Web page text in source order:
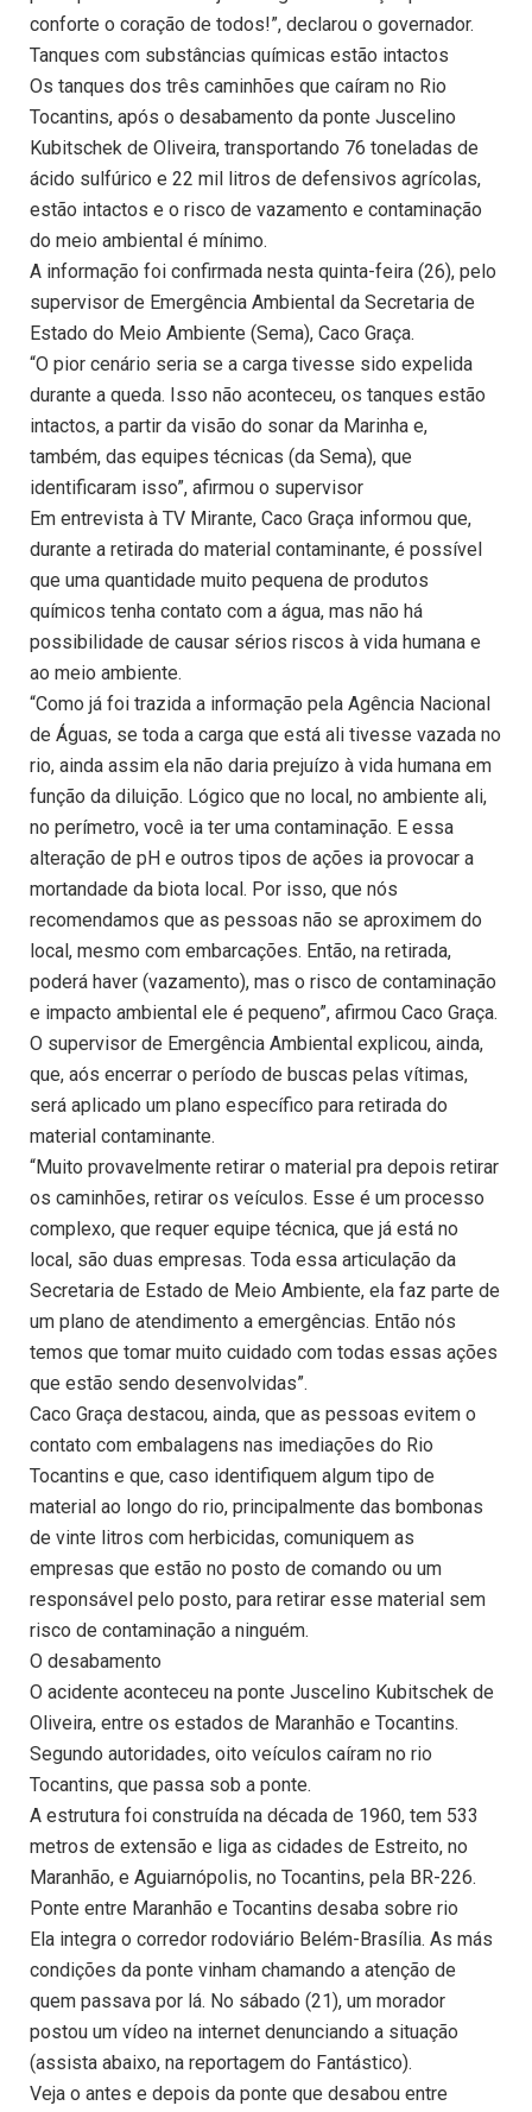
conforte o coração de todos!”, declarou o governador.
Tanques com substâncias químicas estão intactos
Os tanques dos três caminhões que caíram no Rio
Tocantins, após o desabamento da ponte Juscelino
Kubitschek de Oliveira, transportando 76 toneladas de
ácido sulfúrico e 22 mil litros de defensivos agrícolas,
estão intactos e o risco de vazamento e contaminação
do meio ambiental é mínimo.
A informação foi confirmada nesta quinta-feira (26), pelo
supervisor de Emergência Ambiental da Secretaria de
Estado do Meio Ambiente (Sema), Caco Graça.
“O pior cenário seria se a carga tivesse sido expelida
durante a queda. Isso não aconteceu, os tanques estão
intactos, a partir da visão do sonar da Marinha e,
também, das equipes técnicas (da Sema), que
identificaram isso”, afirmou o supervisor
Em entrevista à TV Mirante, Caco Graça informou que,
durante a retirada do material contaminante, é possível
que uma quantidade muito pequena de produtos
químicos tenha contato com a água, mas não há
possibilidade de causar sérios riscos à vida humana e
ao meio ambiente.
“Como já foi trazida a informação pela Agência Nacional
de Águas, se toda a carga que está ali tivesse vazada no
rio, ainda assim ela não daria prejuízo à vida humana em
função da diluição. Lógico que no local, no ambiente ali,
no perímetro, você ia ter uma contaminação. E essa
alteração de pH e outros tipos de ações ia provocar a
mortandade da biota local. Por isso, que nós
recomendamos que as pessoas não se aproximem do
local, mesmo com embarcações. Então, na retirada,
poderá haver (vazamento), mas o risco de contaminação
e impacto ambiental ele é pequeno”, afirmou Caco Graça.
O supervisor de Emergência Ambiental explicou, ainda,
que, aós encerrar o período de buscas pelas vítimas,
será aplicado um plano específico para retirada do
material contaminante.
“Muito provavelmente retirar o material pra depois retirar
os caminhões, retirar os veículos. Esse é um processo
complexo, que requer equipe técnica, que já está no
local, são duas empresas. Toda essa articulação da
Secretaria de Estado de Meio Ambiente, ela faz parte de
um plano de atendimento a emergências. Então nós
temos que tomar muito cuidado com todas essas ações
que estão sendo desenvolvidas”.
Caco Graça destacou, ainda, que as pessoas evitem o
contato com embalagens nas imediações do Rio
Tocantins e que, caso identifiquem algum tipo de
material ao longo do rio, principalmente das bombonas
de vinte litros com herbicidas, comuniquem as
empresas que estão no posto de comando ou um
responsável pelo posto, para retirar esse material sem
risco de contaminação a ninguém.
O desabamento
O acidente aconteceu na ponte Juscelino Kubitschek de
Oliveira, entre os estados de Maranhão e Tocantins.
Segundo autoridades, oito veículos caíram no rio
Tocantins, que passa sob a ponte.
A estrutura foi construída na década de 1960, tem 533
metros de extensão e liga as cidades de Estreito, no
Maranhão, e Aguiarnópolis, no Tocantins, pela BR-226.
Ponte entre Maranhão e Tocantins desaba sobre rio
Ela integra o corredor rodoviário Belém-Brasília. As más
condições da ponte vinham chamando a atenção de
quem passava por lá. No sábado (21), um morador
postou um vídeo na internet denunciando a situação
(assista abaixo, na reportagem do Fantástico).
Veja o antes e depois da ponte que desabou entre